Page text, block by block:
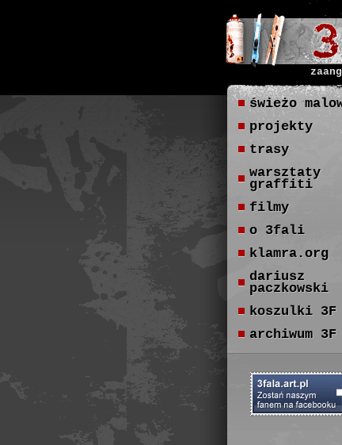
świeżo
projekty
trasy
warsztaty
graffiti
filmy
o 3fali
klamra.org
dariusz
paczkowski
koszulki 3F
archiwum 3F